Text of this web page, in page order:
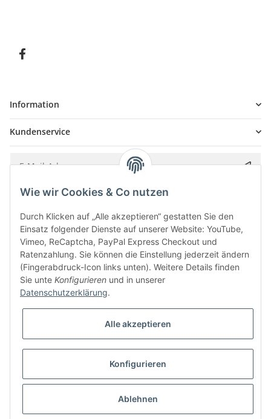
Information
Kundenservice
Bitte senden Sie mir entsprechend IhrerDatenschutzerklärung
* Alle Preise inkl. gesetzlicher USt., zzgl.
Besucherzähler: 5857698
UmsetzungVlarom E-Commerce Agentur| Powered byJTL-Shop|
CLEARIX JTL-Shop Template
Wie wir Cookies & Co nutzen
Durch Klicken auf „Alle akzeptieren“ gestatten Sie den
Einsatz folgender Dienste auf unserer Website: YouTube,
Vimeo, ReCaptcha, PayPal Express Checkout und
Ratenzahlung. Sie können die Einstellung jederzeit ändern
(Fingerabdruck-Icon links unten). Weitere Details finden
Sie unte Konfigurieren und in unserer
Datenschutzerklärung.
Alle akzeptieren
Konfigurieren
Ablehnen